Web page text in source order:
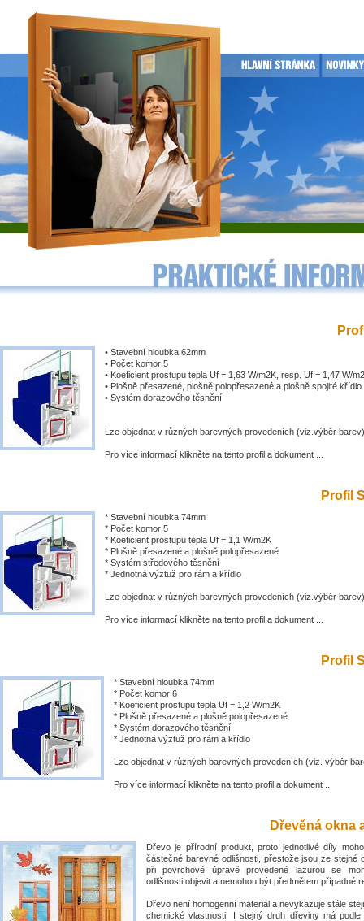
• Stavební hloubka 62mm
• Počet komor 5
• Koeficient prostupu tepla Uf = 1,63 W/m2K, resp. Uf = 1,47 W/
• Plošně přesazené, plošně polopřesazené a plošně spojité křídlo
• Systém dorazového těsnění
Lze objednat v různých barevných provedeních (viz.výběr barev)
Pro více informací klikněte na tento profil a dokument ...
Profil
* Stavební hloubka 74mm
* Počet komor 5
* Koeficient prostupu tepla Uf = 1,1 W/m2K
* Plošně přesazené a plošně polopřesazené
* Systém středového těsnění
* Jednotná výztuž pro rám a křídlo
Lze objednat v různých barevných provedeních (viz.výběr barev)
Pro více informací klikněte na tento profil a dokument ...
Profil
* Stavební hloubka 74mm
* Počet komor 6
* Koeficient prostupu tepla Uf = 1,2 W/m2K
* Plošně přesazené a plošně polopřesazené
* Systém dorazového těsnění
* Jednotná výztuž pro rám a křídlo
Lze objednat v různých barevných provedeních (viz. výběr
Pro více informací klikněte na tento profil a dokument ...
Dřevěná okna
Dřevo je přírodní produkt, proto jednotlivé díly
částečné barevné odlišnosti, přestože jsou ze stejné
při povrchové úpravě provedené lazurou se
odlišnosti objevit a nemohou být předmětem případné
Dřevo není homogenní materiál a nevykazuje stále
chemické vlastnosti. I stejný druh dřeviny má